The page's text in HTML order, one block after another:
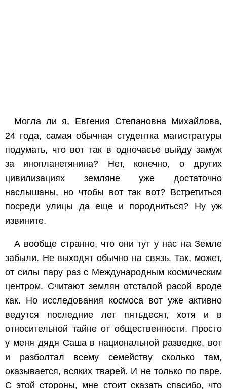
Могла ли я, Евгения Степановна Михайлова,
24 года, самая обычная студентка магистратуры
подумать, что вот так в одночасье выйду замуж
за инопланетянина? Нет, конечно, о других
цивилизациях земляне уже достаточно
наслышаны, но чтобы вот так вот? Встретиться
посреди улицы да еще и породниться? Ну уж
извините.
А вообще странно, что они тут у нас на Земле
забыли. Не выходят обычно на связь. Так, может,
от силы пару раз с Международным космическим
центром. Считают землян отсталой расой вроде
как. Но исследования космоса вот уже активно
ведутся последние лет пятьдесят, хотя и в
относительной тайне от общественности. Просто
у меня дядя Саша в национальной разведке, вот
и разболтал всему семейству сколько там,
оказывается, всяких тварей. И не только по паре.
С этой стороны, мне стоит сказать спасибо, что